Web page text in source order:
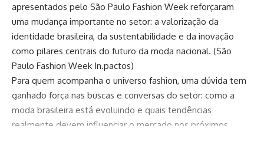
apresentados pelo São Paulo Fashion Week reforçaram
uma mudança importante no setor: a valorização da
identidade brasileira, da sustentabilidade e da inovação
como pilares centrais do futuro da moda nacional. (São
Paulo Fashion Week In.pactos)
Para quem acompanha o universo fashion, uma dúvida tem
ganhado força nas buscas e conversas do setor: como a
moda brasileira está evoluindo e quais tendências
realmente devem influenciar o mercado nos próximos